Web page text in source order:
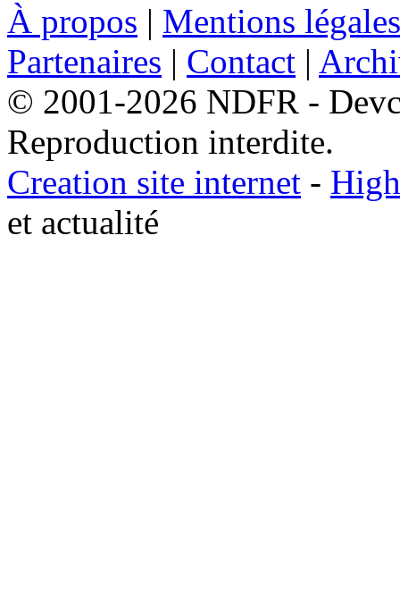
À propos | Mentions légales
Partenaires | Contact |
© 2001-2026 NDFR -
Reproduction interdite.
Creation site internet -
et actualité